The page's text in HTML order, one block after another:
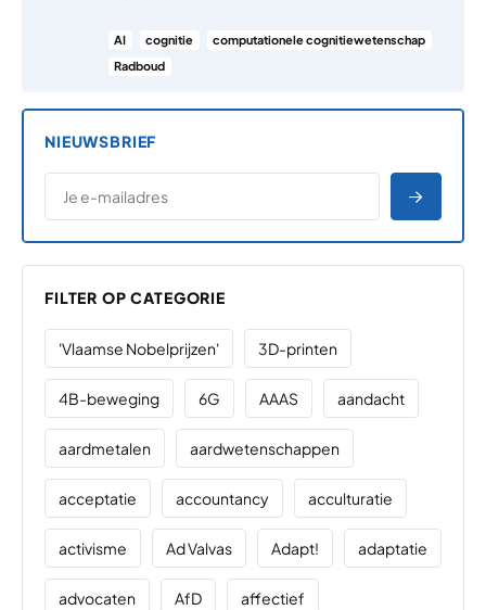
AI cognitie
computationele cognitiewetenschap
Radboud
NIEUWSBRIEF
E-MAILADRES
*
FILTER OP CATEGORIE
'Vlaamse Nobelprijzen' 3D-printen
4B-beweging 6G AAAS aandacht
aardmetalen aardwetenschappen
acceptatie accountancy acculturatie
activisme Ad Valvas Adapt! adaptatie
advocaten AfD affectief